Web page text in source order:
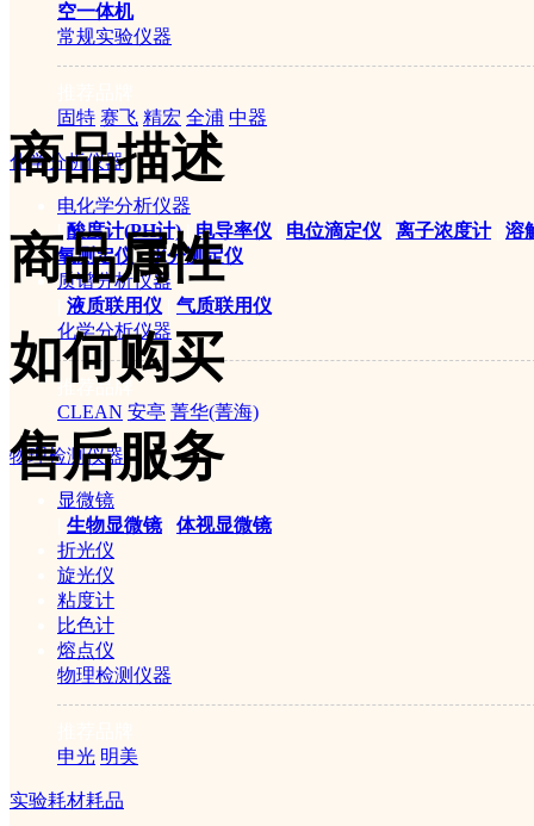
空一体机
常规实验仪器
固特 赛飞 精宏 全浦 中器
化学分析仪器
电化学分析仪器
|酸度计(PH计) |电导率仪 电位滴定仪 离子浓度计
溶
氧测定仪 |水分测定仪
质谱分析仪器
液质联用仪
气质联用仪
化学分析仪器
推荐品牌
CLEAN 安亭 菁华(菁海)
物理检测仪器
显微镜
生物显微镜
体视显微镜
折光仪
旋光仪
粘度计
比色计
熔点仪
物理检测仪器
申光 明美
实验耗材耗品
分 享 到：
商品描述
商品属性
如何购买
售后服务
KDN-19H
全新操作系统，使用方便，功
程实时掌控，使整个实验过程简
全自动接收瓶托架升降、加稀
收管、消化管自动排空、自由清